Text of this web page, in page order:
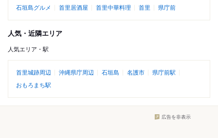
石垣島グルメ 首里居酒屋 首里中華料理 首里 県庁前
人気・近隣エリア
人気エリア・駅
首里城跡周辺 沖縄県庁周辺 石垣島 名護市
県庁前駅
おもろまち駅
広告を非表示